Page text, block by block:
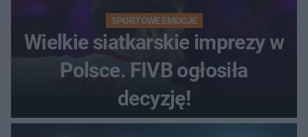
SPORTOWE EMOCJE
Wielkie siatkarskie imprezy w
Polsce. FIVB ogłosiła
decyzję!